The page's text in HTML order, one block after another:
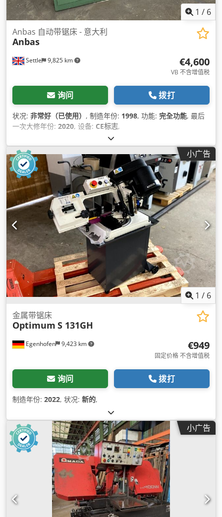
1 / 6
Settle 9,825 km
Anbas 自动带锯床 - 意大利
Anbas
€4,600
VB 不含增值税
询问 拨打
状况: 非常好（已使用） , 制造年份: 1998, 功能: 完全功能, 最后
一次大修年份: 2020, 设备: CE标志,
小广告
1 / 6
Egenhofen 9,423 km
金属带锯床
Optimum S 131GH
€949
固定价格 不含增值税
询问 拨打
制造年份: 2022, 状况: 新的,
小广告